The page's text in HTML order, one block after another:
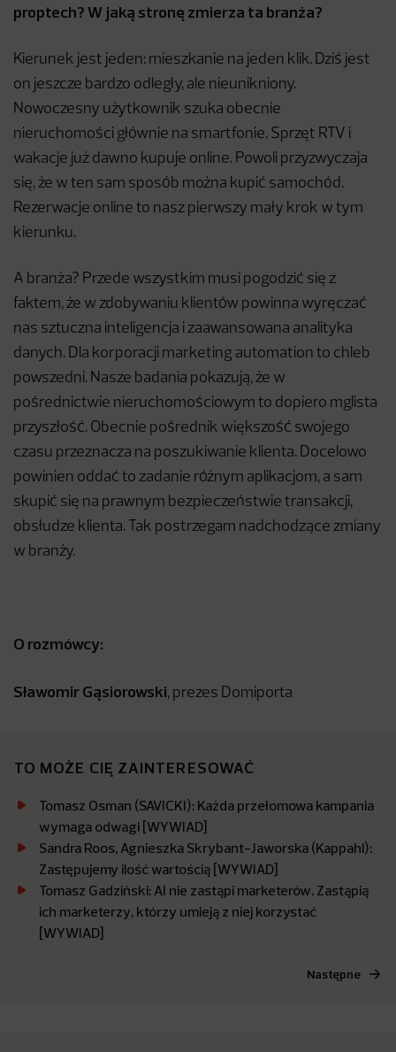
proptech? W jaką stronę zmierza ta branża?
Kierunek jest jeden: mieszkanie na jeden klik. Dziś jest
on jeszcze bardzo odległy, ale nieunikniony.
Nowoczesny użytkownik szuka obecnie
nieruchomości głównie na smartfonie. Sprzęt RTV i
wakacje już dawno kupuje online. Powoli przyzwyczaja
się, że w ten sam sposób można kupić samochód.
Rezerwacje online to nasz pierwszy mały krok w tym
kierunku.
A branża? Przede wszystkim musi pogodzić się z
faktem, że w zdobywaniu klientów powinna wyręczać
nas sztuczna inteligencja i zaawansowana analityka
danych. Dla korporacji marketing automation to chleb
powszedni. Nasze badania pokazują, że w
pośrednictwie nieruchomościowym to dopiero mglista
przyszłość. Obecnie pośrednik większość swojego
czasu przeznacza na poszukiwanie klienta. Docelowo
powinien oddać to zadanie różnym aplikacjom, a sam
skupić się na prawnym bezpieczeństwie transakcji,
obsłudze klienta. Tak postrzegam nadchodzące zmiany
w branży.
O rozmówcy:
Sławomir Gąsiorowski, prezes Domiporta
TO MOŻE CIĘ ZAINTERESOWAĆ
Tomasz Osman (SAVICKI): Każda przełomowa kampania
wymaga odwagi [WYWIAD]
Sandra Roos, Agnieszka Skrybant-Jaworska (Kappahl):
Zastępujemy ilość wartością [WYWIAD]
Tomasz Gadziński: AI nie zastąpi marketerów. Zastąpią
ich marketerzy, którzy umieją z niej korzystać
[WYWIAD]
Następne